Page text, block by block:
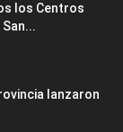
los Centros
lanzaron